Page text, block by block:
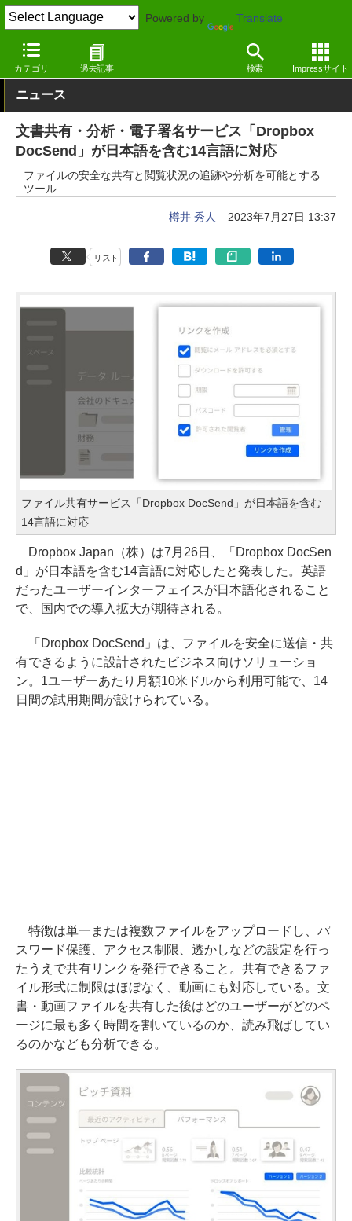
Powered by Translate
カテゴリ 過去記事 検索 Impressサイト
窓の杜 オフィス・ドキュメント Webサービス
ニュース
文書共有・分析・電子署名サービス「Dropbox
DocSend」が日本語を含む14言語に対応
ファイルの安全な共有と閲覧状況の追跡や分析を可能とする
ツール
樽井 秀人 2023年7月27日 13:37
リスト
ファイル共有サービス「Dropbox DocSend」が日本語を含む
14言語に対応
Dropbox Japan（株）は7月26日、「Dropbox DocSen
d」が日本語を含む14言語に対応したと発表した。英語
だったユーザーインターフェイスが日本語化されること
で、国内での導入拡大が期待される。
「Dropbox DocSend」は、ファイルを安全に送信・共
有できるように設計されたビジネス向けソリューショ
ン。1ユーザーあたり月額10米ドルから利用可能で、14
日間の試用期間が設けられている。
特徴は単一または複数ファイルをアップロードし、パ
スワード保護、アクセス制限、透かしなどの設定を行っ
たうえで共有リンクを発行できること。共有できるファ
イル形式に制限はほぼなく、動画にも対応している。文
書・動画ファイルを共有した後はどのユーザーがどのペ
ージに最も多く時間を割いているのか、読み飛ばしてい
るのかなども分析できる。